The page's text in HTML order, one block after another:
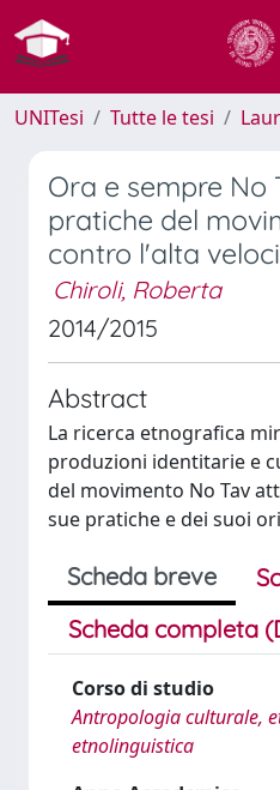
UNITesi Tutte le tesi
Ora e sempre No
pratiche del
contro l'alta
Chiroli, Roberta
2014/2015
Abstract
La ricerca etnografica
produzioni identitarie e
del movimento No Tav
sue pratiche e dei suoi
Scheda breve
Scheda completa
Corso di studio
Antropologia culturale,
etnolinguistica